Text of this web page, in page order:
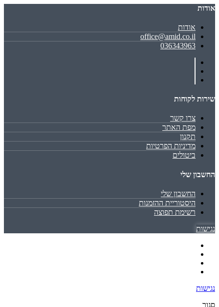
אודות
אודות
office@amid.co.il
036343963
שירות לקוחות
צרו קשר
מפת האתר
תקנון
מדיניות הפרטיות
ביטולים
החשבון שלי
החשבון שלי
היסטוריית ההזמנות
רשימת תפוצה
נגישות
נגישות
סגור